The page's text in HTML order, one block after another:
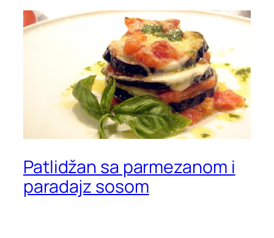
Patlidžan sa parmezanom i
paradajz sosom